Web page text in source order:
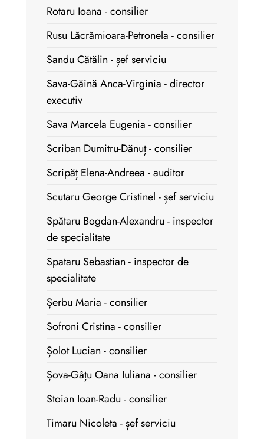
Rotaru Ioana - consilier
Rusu Lăcrămioara-Petronela - consilier
Sandu Cătălin - șef serviciu
Sava-Găină Anca-Virginia - director
executiv
Sava Marcela Eugenia - consilier
Scriban Dumitru-Dănuț - consilier
Scripăț Elena-Andreea - auditor
Scutaru George Cristinel - șef serviciu
Spătaru Bogdan-Alexandru - inspector
de specialitate
Spataru Sebastian - inspector de
specialitate
Șerbu Maria - consilier
Sofroni Cristina - consilier
Șolot Lucian - consilier
Șova-Gâțu Oana Iuliana - consilier
Stoian Ioan-Radu - consilier
Timaru Nicoleta - șef serviciu